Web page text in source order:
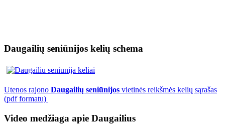
Daugailių seniūnijos kelių schema
Utenos rajono Daugailių seniūnijos vietinės reikšmės kelių sąrašas
(pdf formatu)
Video medžiaga apie Daugailius